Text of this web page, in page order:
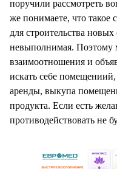
поручили рассмотреть
же понимаете, что такое
для строительства
невыполнимая. Поэтому
взаимоотношения и
искать себе
аренды, выкупа
продукта. Если есть
противодействовать не